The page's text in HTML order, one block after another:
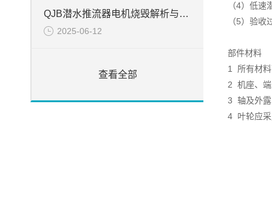
QJB潜水推流器电机烧毁解析与处置
2025-06-12
查看全部
（4）低
（5）验
部件材料
1 所有材
2 机座、
3 轴及外露
4 叶轮应采